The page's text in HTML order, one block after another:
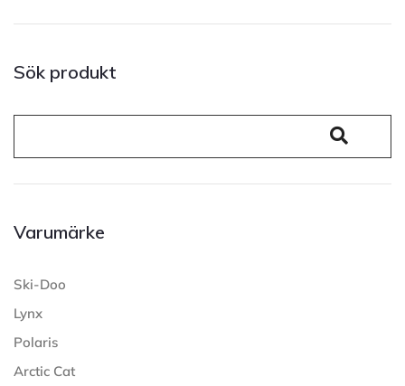
Sök produkt
Varumärke
Ski-Doo
Lynx
Polaris
Arctic Cat